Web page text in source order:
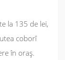
la 135 de lei,
coborî
în oraș.